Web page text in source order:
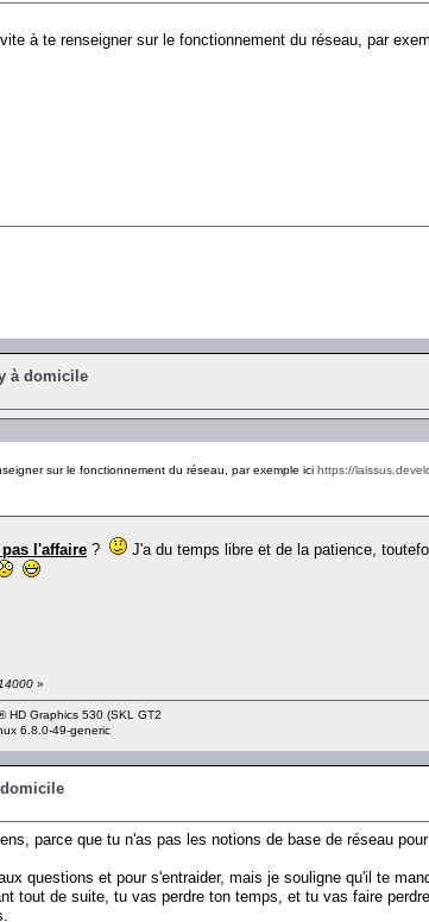
à te renseigner sur le fonctionnement du réseau, par
à domicile
sur le fonctionnement du réseau, par exemple ici https://
l'affaire ?
J'a du temps libre et de la patience,
»
Graphics 530 (SKL GT2
6.8.0-49-generic
parce que tu n'as pas les notions de base de réseau
questions et pour s'entraider, mais je souligne qu'il te
tout de suite, tu vas perdre ton temps, et tu vas faire